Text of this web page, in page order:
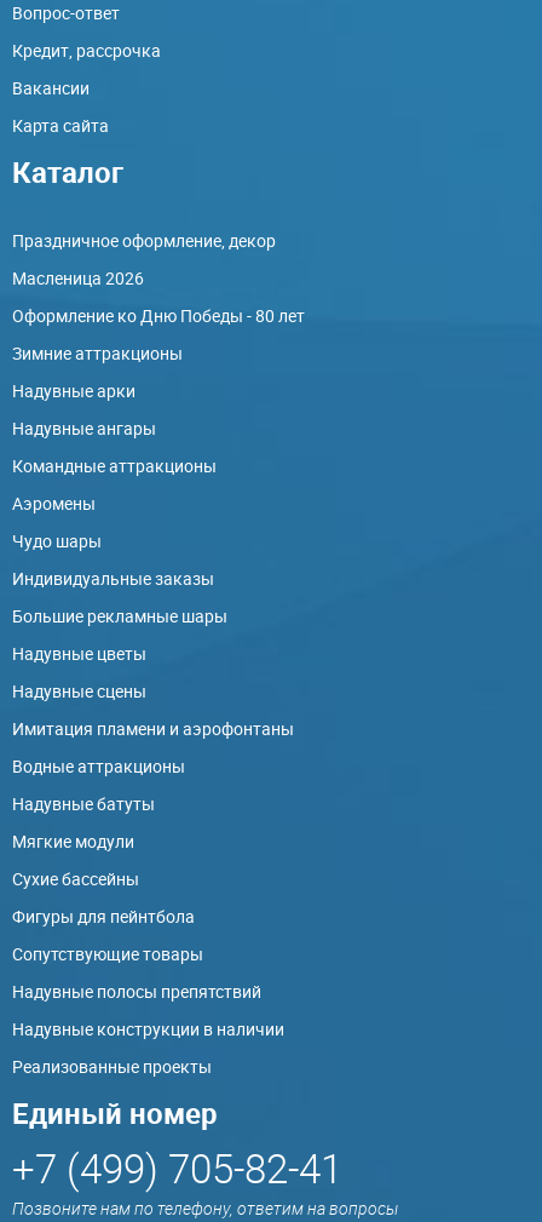
Вопрос-ответ
Кредит, рассрочка
Вакансии
Карта сайта
Каталог
Праздничное оформление, декор
Масленица 2026
Оформление ко Дню Победы - 80 лет
Зимние аттракционы
Надувные арки
Надувные ангары
Командные аттракционы
Аэромены
Чудо шары
Индивидуальные заказы
Большие рекламные шары
Надувные цветы
Надувные сцены
Имитация пламени и аэрофонтаны
Водные аттракционы
Надувные батуты
Мягкие модули
Сухие бассейны
Фигуры для пейнтбола
Сопутствующие товары
Надувные полосы препятствий
Надувные конструкции в наличии
Реализованные проекты
Единый номер
+7 (499) 705-82-41
Позвоните нам по телефону, ответим на вопросы